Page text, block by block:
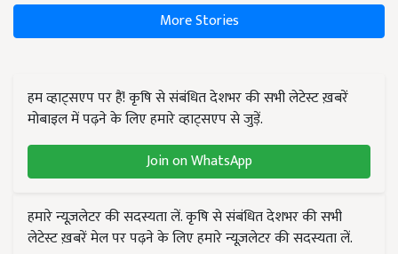
More Stories
हम व्हाट्सएप पर हैं! कृषि से संबंधित देशभर की सभी लेटेस्ट ख़बरें
मोबाइल में पढ़ने के लिए हमारे व्हाट्सएप से जुड़ें.
Join on WhatsApp
हमारे न्यूज़लेटर की सदस्यता लें. कृषि से संबंधित देशभर की सभी
लेटेस्ट ख़बरें मेल पर पढ़ने के लिए हमारे न्यूज़लेटर की सदस्यता लें.